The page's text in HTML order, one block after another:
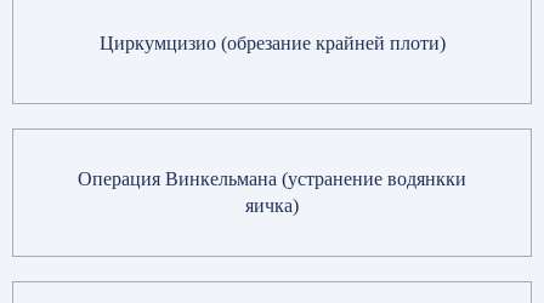
Циркумцизио (обрезание крайней плоти)
Операция Винкельмана (устранение водянкки
яичка)